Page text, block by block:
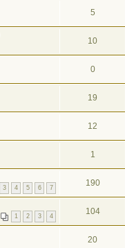
5
10
0
19
12
1
3 4 5 6 7 190
1 2 3 4 104
20